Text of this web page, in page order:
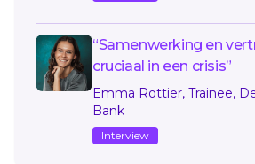
“Samenwerking en
cruciaal in een crisis”
Emma Rottier, Trainee,
Bank
Interview